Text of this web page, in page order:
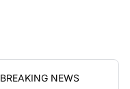
BREAKING NEWS